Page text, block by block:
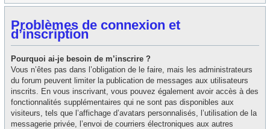
Problèmes de connexion et
d’inscription
Pourquoi ai-je besoin de m’inscrire ?
Vous n’êtes pas dans l’obligation de le faire, mais les administrateurs
du forum peuvent limiter la publication de messages aux utilisateurs
inscrits. En vous inscrivant, vous pouvez également avoir accès à des
fonctionnalités supplémentaires qui ne sont pas disponibles aux
visiteurs, tels que l’affichage d’avatars personnalisés, l’utilisation de la
messagerie privée, l’envoi de courriers électroniques aux autres